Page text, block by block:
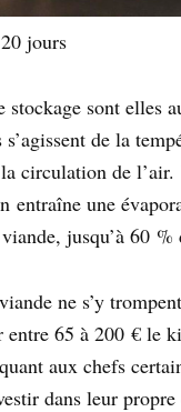
jours
sont elles
de la
circulation de l’air.
entraîne une
jusqu’à 60
ne s’y
entre 65 à 200 € le
aux chefs
dans leur